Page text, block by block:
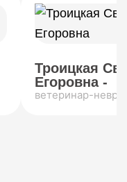
Троицкая
Егоровна -
ветеринар-